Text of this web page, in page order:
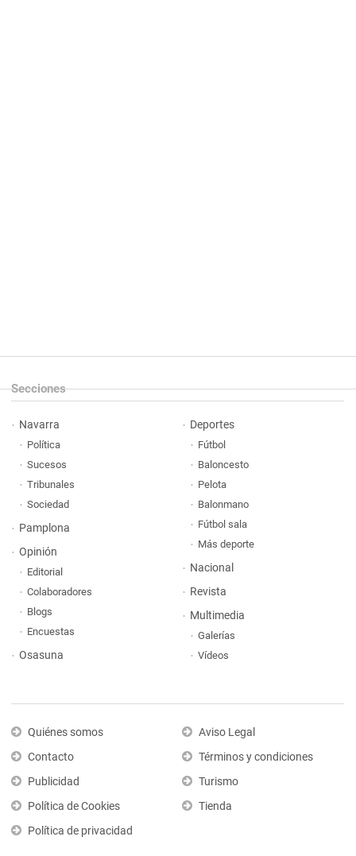
Secciones
Navarra
Política
Sucesos
Tribunales
Sociedad
Pamplona
Opinión
Editorial
Colaboradores
Blogs
Encuestas
Osasuna
Deportes
Fútbol
Baloncesto
Pelota
Balonmano
Fútbol sala
Más deporte
Nacional
Revista
Multimedia
Galerías
Vídeos
Quiénes somos
Contacto
Publicidad
Política de Cookies
Política de privacidad
Aviso Legal
Términos y condiciones
Turismo
Tienda